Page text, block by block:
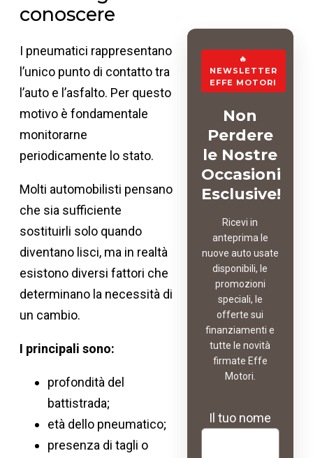
conoscere
I pneumatici rappresentano
l’unico punto di contatto tra
l’auto e l’asfalto. Per questo
motivo è fondamentale
monitorarne
periodicamente lo stato.
Molti automobilisti pensano
che sia sufficiente
sostituirli solo quando
diventano lisci, ma in realtà
esistono diversi fattori che
determinano la necessità di
un cambio.
I principali sono:
profondità del
battistrada;
età dello pneumatico;
presenza di tagli o
🔥
NEWSLETTER
EFFE MOTORI
Non
Perdere
le Nostre
Occasioni
Esclusive!
Ricevi in
anteprima le
nuove auto usate
disponibili, le
promozioni
speciali, le
offerte sui
finanziamenti e
tutte le novità
firmate Effe
Motori.
Il tuo nome